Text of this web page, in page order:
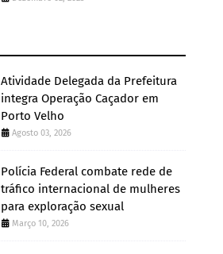
Atividade Delegada da Prefeitura
integra Operação Caçador em
Porto Velho
Agosto 03, 2026
Polícia Federal combate rede de
tráfico internacional de mulheres
para exploração sexual
Março 10, 2026